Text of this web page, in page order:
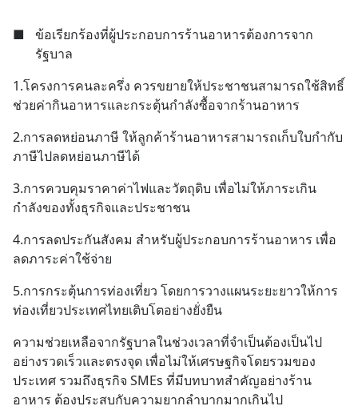
■
ข้อเรียกร้องที่ผู้ประกอบการร้านอาหารต้องการจาก
รัฐบาล
1.โครงการคนละครึ่ง ควรขยายให้ประชาชนสามารถใช้สิทธิ์
ช่วยค่ากินอาหารและกระตุ้นกำลังซื้อจากร้านอาหาร
2.การลดหย่อนภาษี ให้ลูกค้าร้านอาหารสามารถเก็บใบกำกับ
ภาษีไปลดหย่อนภาษีได้
3.การควบคุมราคาค่าไฟและวัตถุดิบ เพื่อไม่ให้ภาระเกิน
กำลังของทั้งธุรกิจและประชาชน
4.การลดประกันสังคม สำหรับผู้ประกอบการร้านอาหาร เพื่อ
ลดภาระค่าใช้จ่าย
5.การกระตุ้นการท่องเที่ยว โดยการวางแผนระยะยาวให้การ
ท่องเที่ยวประเทศไทยเติบโตอย่างยั่งยืน
ความช่วยเหลือจากรัฐบาลในช่วงเวลาที่จำเป็นต้องเป็นไป
อย่างรวดเร็วและตรงจุด เพื่อไม่ให้เศรษฐกิจโดยรวมของ
ประเทศ รวมถึงธุรกิจ SMEs ที่มีบทบาทสำคัญอย่างร้าน
อาหาร ต้องประสบกับความยากลำบากมากเกินไป